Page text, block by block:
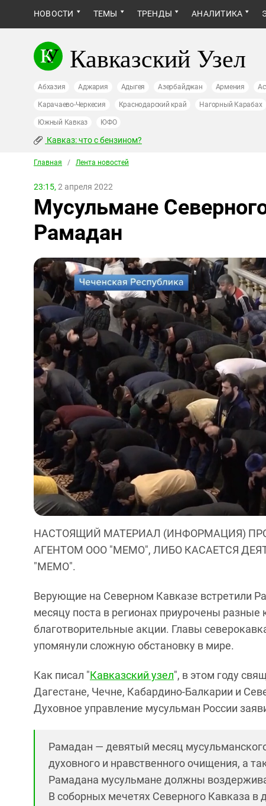
НОВОСТИ ТЕМЫ ТРЕНДЫ АНАЛИТИКА
Кавказский Узел
Абхазия Аджария Адыгея Азербайджан Армения
Карачаево-Черкесия Краснодарский край Нагорный Карабах
Южный Кавказ ЮФО
Кавказ: что с бензином?
Главная / Лента новостей
23:15, 2 апреля 2022
Мусульмане
Рамадан
НАСТОЯЩИЙ МАТЕРИАЛ (ИНФОРМАЦИЯ)
АГЕНТОМ ООО "МЕМО", ЛИБО КАСАЕТСЯ
"МЕМО".
Верующие на Северном Кавказе встретили
месяцу поста в регионах приурочены
благотворительные акции. Главы
упомянули сложную обстановку в мире.
Как писал "Кавказский узел", в этом году
Дагестане, Чечне, Кабардино-Балкарии и
Духовное управление мусульман России
Рамадан — девятый месяц
духовного и нравственного очищения, а
Рамадана мусульмане должны
В соборных мечетях Северного Кавказа